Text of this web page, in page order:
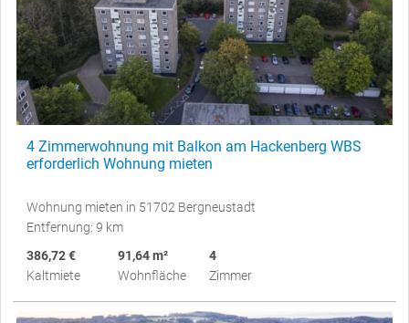
4 Zimmerwohnung mit Balkon am Hackenberg WBS
erforderlich Wohnung mieten
Wohnung mieten in 51702 Bergneustadt
Entfernung: 9 km
386,72 €
Kaltmiete
91,64 m²
Wohnfläche
4
Zimmer